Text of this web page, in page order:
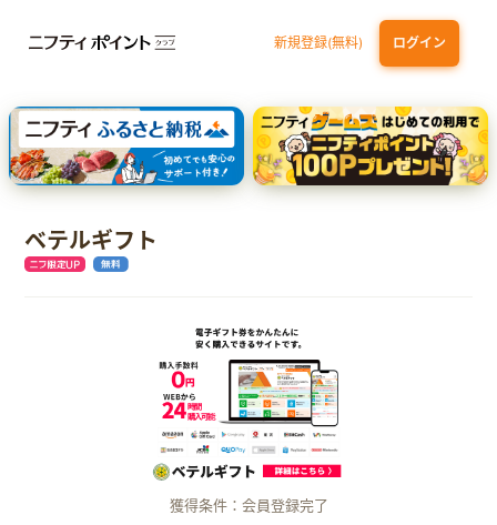
新規登録(無料) ログイン
dカード 九州カードNEXT JCB ORIGINAL SERIES：JCBカード S
三井住友カード ゴールド（NL）（家族カード発行）
【実質初月無料】DMM | Disney+(ディズニープラス) セットプラン
ベテルギフト
獲得条件：会員登録完了